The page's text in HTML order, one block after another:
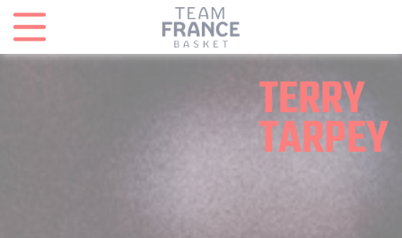
TERRY
TARPEY
Panneau de gestion des cookies